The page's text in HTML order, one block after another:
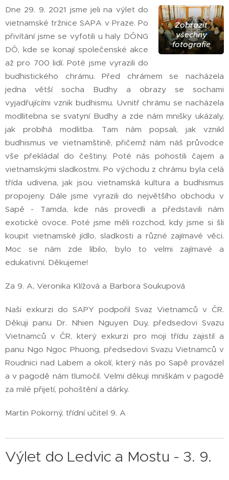
Zobrazit
všechny
fotografie
Dne 29. 9. 2021 jsme jeli na výlet do
vietnamské tržnice SAPA v Praze. Po
přivítání jsme se vyfotili u haly DÔNG
DÔ, kde se konají společenské akce
až pro 700 lidí. Poté jsme vyrazili do
budhistického chrámu. Před chrámem se nacházela
jedna větší socha Budhy a obrazy se sochami
vyjadřujícími vznik budhismu. Uvnitř chrámu se nacházela
modlitebna se svatyní Budhy a zde nám mnišky ukázaly,
jak probíhá modlitba. Tam nám popsali, jak vznikl
budhismus ve vietnamštině, přičemž nám náš průvodce
vše překládal do češtiny. Poté nás pohostili čajem a
vietnamskými sladkostmi. Po východu z chrámu byla celá
třída udivena, jak jsou vietnamská kultura a budhismus
propojeny. Dále jsme vyrazili do největšího obchodu v
Sapě - Tamda, kde nás provedli a představili nám
exotické ovoce. Poté jsme měli rozchod, kdy jsme si šli
koupit vietnamské jídlo, sladkosti a různé zajímavé věci.
Moc se nám zde líbilo, bylo to velmi zajímavé a
edukativní. Děkujeme!
Za 9. A, Veronika Klížová a Barbora Soukupová
Naši exkurzi do SAPY podpořil Svaz Vietnamců v ČR.
Děkuji panu Dr. Nhien Nguyen Duy, předsedovi Svazu
Vietnamců v ČR, který exkurzi pro moji třídu zajistil a
panu Ngo Ngoc Phuong, předsedovi Svazu Vietnamců v
Roudnici nad Labem a okolí, který nás po Sapě provázel
a v pagodě nám tlumočil. Velmi děkuji mniškám v pagodě
za milé přijetí, pohoštění a dárky.
Martin Pokorný, třídní učitel 9. A
Výlet do Ledvic a Mostu - 3. 9.